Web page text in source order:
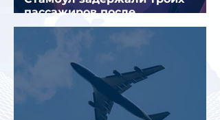
пассажиров после
предполагаемой серии краж